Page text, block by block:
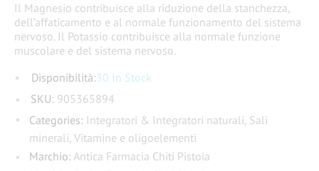
Il Magnesio contribuisce alla riduzione della stanch​​ezza,
dell’affaticamento e al normale funzionamento del sistema
nervoso. Il Potassio contribuisce alla normale funzione
muscolare e del sistema nervoso.
Disponibilità:30 In Stock
SKU: 905365894
Categories: Integratori & Integratori naturali, Sali
minerali, Vitamine e oligoelementi
Marchio: Antica Farmacia Chiti Pistoia